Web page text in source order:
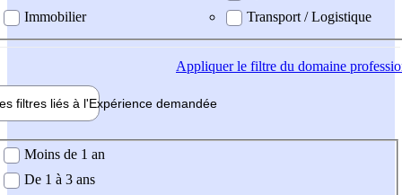
Immobilier
Transport / Logistique
Appliquerle filtre du domaine
filtres liés à l'Expérience demandée
demandée
Moins de 1 an
De 1 à 3 ans